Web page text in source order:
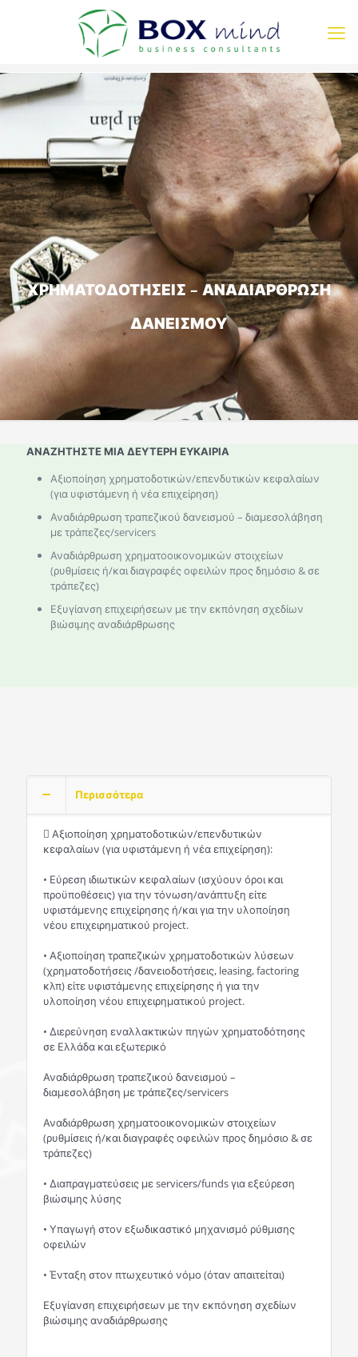
ΧΡΗΜΑΤΟΔΟΤΗΣΕΙΣ – ΑΝΑΔΙΑΡΘΡΩΣΗ
ΔΑΝΕΙΣΜΟΥ
ΑΝΑΖΗΤΗΣΤΕ ΜΙΑ ΔΕΥΤΕΡΗ ΕΥΚΑΙΡΙΑ
Αξιοποίηση χρηματοδοτικών/επενδυτικών κεφαλαίων
(για υφιστάμενη ή νέα επιχείρηση)
Αναδιάρθρωση τραπεζικού δανεισμού – διαμεσολάβηση
με τράπεζες/servicers
Αναδιάρθρωση χρηματοοικονομικών στοιχείων
(ρυθμίσεις ή/και διαγραφές οφειλών προς δημόσιο & σε
τράπεζες)
Εξυγίανση επιχειρήσεων με την εκπόνηση σχεδίων
βιώσιμης αναδιάρθρωσης
Περισσότερα
 Αξιοποίηση χρηματοδοτικών/επενδυτικών
κεφαλαίων (για υφιστάμενη ή νέα επιχείρηση):
• Εύρεση ιδιωτικών κεφαλαίων (ισχύουν όροι και
προϋποθέσεις) για την τόνωση/ανάπτυξη είτε
υφιστάμενης επιχείρησης ή/και για την υλοποίηση
νέου επιχειρηματικού project.
• Αξιοποίηση τραπεζικών χρηματοδοτικών λύσεων
(χρηματοδοτήσεις /δανειοδοτήσεις, leasing, factoring
κλπ) είτε υφιστάμενης επιχείρησης ή για την
υλοποίηση νέου επιχειρηματικού project.
• Διερεύνηση εναλλακτικών πηγών χρηματοδότησης
σε Ελλάδα και εξωτερικό
Αναδιάρθρωση τραπεζικού δανεισμού –
διαμεσολάβηση με τράπεζες/servicers
Αναδιάρθρωση χρηματοοικονομικών στοιχείων
(ρυθμίσεις ή/και διαγραφές οφειλών προς δημόσιο & σε
τράπεζες)
• Διαπραγματεύσεις με servicers/funds για εξεύρεση
βιώσιμης λύσης
• Υπαγωγή στον εξωδικαστικό μηχανισμό ρύθμισης
οφειλών
• Ένταξη στον πτωχευτικό νόμο (όταν απαιτείται)
Εξυγίανση επιχειρήσεων με την εκπόνηση σχεδίων
βιώσιμης αναδιάρθρωσης